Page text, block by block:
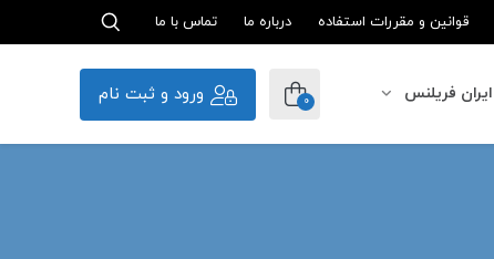
قوانین و مقررات استفاده درباره ما تماس با ما
ایران فریلنس 0 ورود و ثبت نام